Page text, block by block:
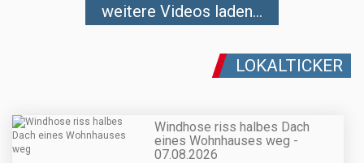
weitere Videos laden...
LOKALTICKER
Windhose riss halbes Dach
eines Wohnhauses weg -
07.08.2026